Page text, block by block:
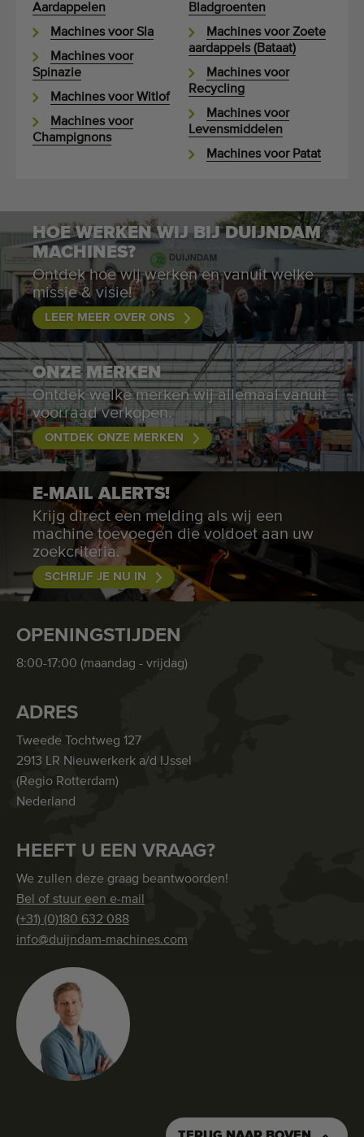
Aardappelen
Machines voor Sla
Machines voor
Spinazie
Machines voor Witlof
Machines voor
Champignons
Bladgroenten
Machines voor Zoete
aardappels (Bataat)
Machines voor
Recycling
Machines voor
Levensmiddelen
Machines voor Patat
HOE WERKEN WIJ BIJ DUIJNDAM
MACHINES?
Ontdek hoe wij werken en vanuit welke
missie & visie!
LEER MEER OVER ONS
ONZE MERKEN
Ontdek welke merken wij allemaal vanuit
voorraad verkopen.
ONTDEK ONZE MERKEN
E-MAIL ALERTS!
Krijg direct een melding als wij een
machine toevoegen die voldoet aan uw
zoekcriteria.
SCHRIJF JE NU IN
OPENINGSTIJDEN
8:00-17:00 (maandag - vrijdag)
ADRES
Tweede Tochtweg 127
2913 LR Nieuwerkerk a/d IJssel
(Regio Rotterdam)
Nederland
HEEFT U EEN VRAAG?
We zullen deze graag beantwoorden!
Bel of stuur een e-mail
(+31) (0)180 632 088
info@duijndam-machines.com